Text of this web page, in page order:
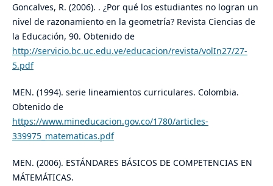
Goncalves, R. (2006). . ¿Por qué los estudiantes no logran un
nivel de razonamiento en la geometría? Revista Ciencias de
la Educación, 90. Obtenido de
http://servicio.bc.uc.edu.ve/educacion/revista/volIn27/27-
5.pdf
MEN. (1994). serie lineamientos curriculares. Colombia.
Obtenido de
https://www.mineducacion.gov.co/1780/articles-
339975_matematicas.pdf
MEN. (2006). ESTÁNDARES BÁSICOS DE COMPETENCIAS EN
MÁTEMÁTICAS.